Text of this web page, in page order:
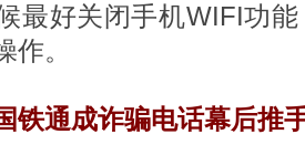
最好关闭手机WIFI功
。
铁通成诈骗电话幕后推